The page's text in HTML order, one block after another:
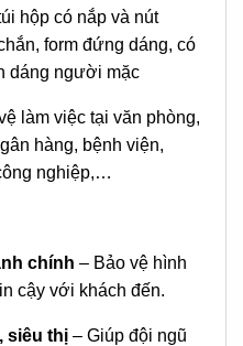
hộp có nắp và nút
form đứng dáng, có
dáng người mặc
làm việc tại văn phòng,
hàng, bệnh viện,
nghiệp,…
chính – Bảo vệ hình
cậy với khách đến.
siêu thị – Giúp đội ngũ